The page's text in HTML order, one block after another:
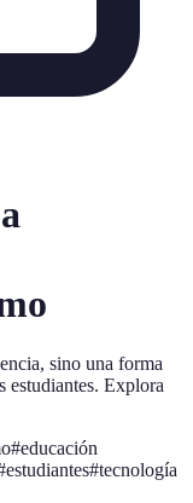
sino una forma
estudiantes. Explora
#educación
estudiantes#tecnología